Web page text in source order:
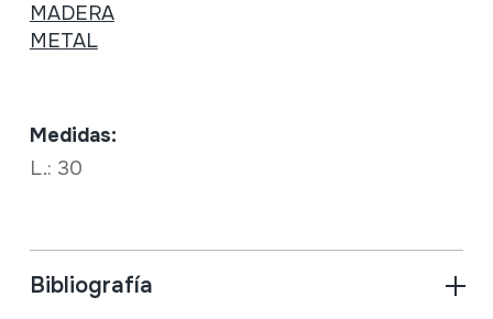
MADERA
METAL
Medidas:
L.: 30
Bibliografía